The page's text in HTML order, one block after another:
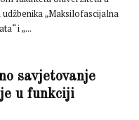
„Maksilofascijalna
i „...
savjetovanje
u funkciji